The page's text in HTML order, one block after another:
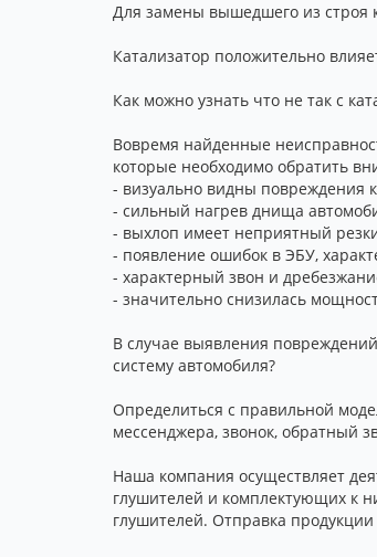
Для замены вышедшего из строя
Катализатор положительно
Как можно узнать что не так с
Вовремя найденные
которые необходимо обратить
- визуально видны повреждения
- сильный нагрев днища
- выхлоп имеет неприятный
- появление ошибок в ЭБУ,
- характерный звон и
- значительно снизилась
В случае выявления
систему автомобиля?
Определиться с правильной
мессенджера, звонок, обратный
Наша компания осуществляет
глушителей и комплектующих к
глушителей. Отправка